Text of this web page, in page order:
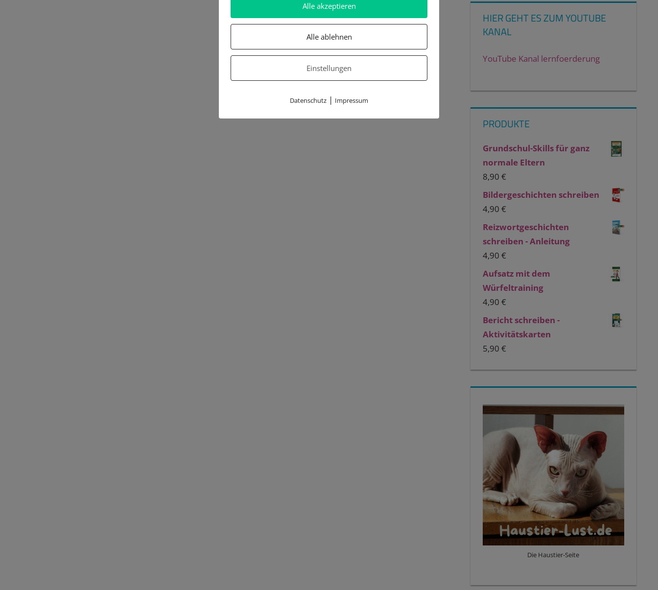
HIER GEHT ES ZUM YOUTUBE
KANAL
YouTube Kanal lernfoerderung
PRODUKTE
Grundschul-Skills für ganz
normale Eltern
8,90€
Bildergeschichten schreiben
4,90€
Reizwortgeschichten
schreiben - Anleitung
4,90€
Aufsatz mit dem
Würfeltraining
4,90€
Bericht schreiben -
Aktivitätskarten
5,90€
Die Haustier-Seite
Alle akzeptieren
Alle ablehnen
Einstellungen
Datenschutz | Impressum